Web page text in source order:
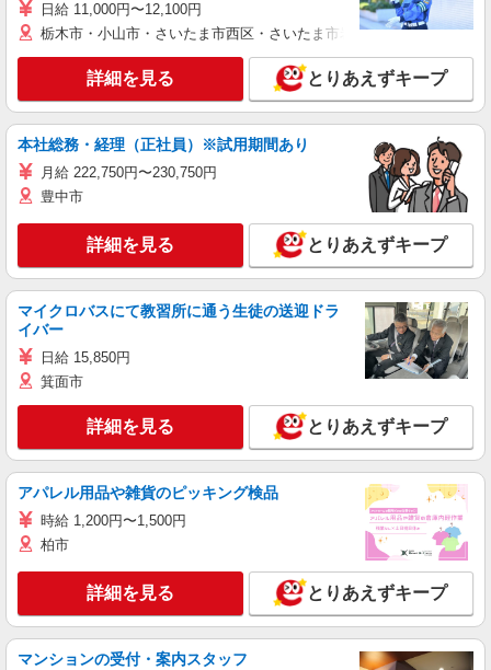
日給 11,000円〜12,100円
栃木市・小山市・さいたま市西区・さいたま市岩槻区・久喜市・蓮田
詳細を見る とりあえずキープ
本社総務・経理（正社員）※試用期間あり
月給 222,750円〜230,750円
豊中市
詳細を見る とりあえずキープ
マイクロバスにて教習所に通う生徒の送迎ドラ
イバー
日給 15,850円
箕面市
詳細を見る とりあえずキープ
アパレル用品や雑貨のピッキング検品
時給 1,200円〜1,500円
柏市
詳細を見る とりあえずキープ
マンションの受付・案内スタッフ